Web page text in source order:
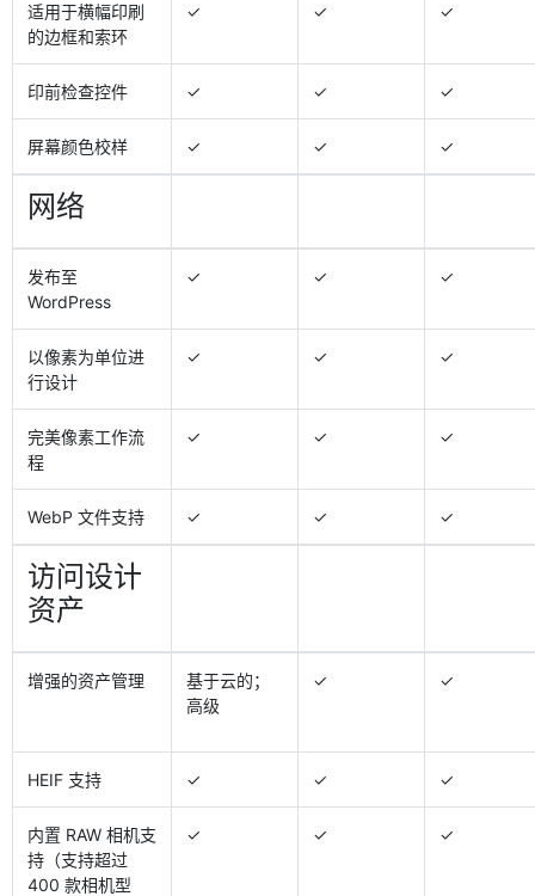
适用于横幅印刷
的边框和索环
✓ ✓ ✓
印前检查控件 ✓ ✓ ✓
屏幕颜色校样 ✓ ✓ ✓
网络
发布至
WordPress
✓ ✓ ✓
以像素为单位进
行设计
✓ ✓ ✓
完美像素工作流
程
✓ ✓ ✓
WebP 文件支持 ✓ ✓ ✓
访问设计
资产
增强的资产管理
基于云的；
高级
✓ ✓
HEIF 支持 ✓ ✓ ✓
内置 RAW 相机支
持（支持超过
400 款相机型
✓ ✓ ✓